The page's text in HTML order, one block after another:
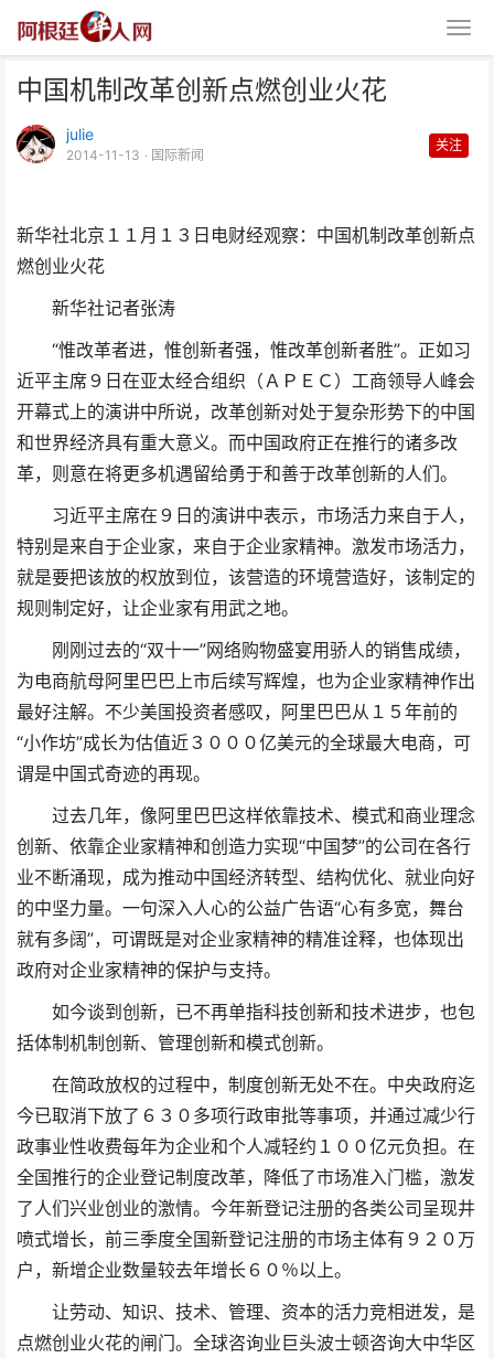
中国机制改革创新点燃创业火花
julie
2014-11-13 · 国际新闻
关注
新华社北京１１月１３日电财经观察：中国机制改革创新点
燃创业火花
新华社记者张涛
“惟改革者进，惟创新者强，惟改革创新者胜”。正如习
近平主席９日在亚太经合组织（ＡＰＥＣ）工商领导人峰会
开幕式上的演讲中所说，改革创新对处于复杂形势下的中国
和世界经济具有重大意义。而中国政府正在推行的诸多改
革，则意在将更多机遇留给勇于和善于改革创新的人们。
习近平主席在９日的演讲中表示，市场活力来自于人，
特别是来自于企业家，来自于企业家精神。激发市场活力，
就是要把该放的权放到位，该营造的环境营造好，该制定的
规则制定好，让企业家有用武之地。
刚刚过去的“双十一”网络购物盛宴用骄人的销售成绩，
为电商航母阿里巴巴上市后续写辉煌，也为企业家精神作出
最好注解。不少美国投资者感叹，阿里巴巴从１５年前的
“小作坊”成长为估值近３０００亿美元的全球最大电商，可
谓是中国式奇迹的再现。
过去几年，像阿里巴巴这样依靠技术、模式和商业理念
创新、依靠企业家精神和创造力实现“中国梦”的公司在各行
业不断涌现，成为推动中国经济转型、结构优化、就业向好
的中坚力量。一句深入人心的公益广告语“心有多宽，舞台
就有多阔”，可谓既是对企业家精神的精准诠释，也体现出
政府对企业家精神的保护与支持。
如今谈到创新，已不再单指科技创新和技术进步，也包
括体制机制创新、管理创新和模式创新。
在简政放权的过程中，制度创新无处不在。中央政府迄
今已取消下放了６３０多项行政审批等事项，并通过减少行
政事业性收费每年为企业和个人减轻约１００亿元负担。在
全国推行的企业登记制度改革，降低了市场准入门槛，激发
了人们兴业创业的激情。今年新登记注册的各类公司呈现井
喷式增长，前三季度全国新登记注册的市场主体有９２０万
户，新增企业数量较去年增长６０％以上。
让劳动、知识、技术、管理、资本的活力竞相迸发，是
点燃创业火花的闸门。全球咨询业巨头波士顿咨询大中华区
中国机制改革创新点燃创业火花